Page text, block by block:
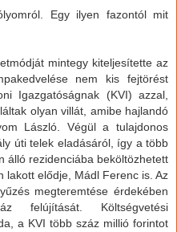
Egy ilyen fazontól mit
mintegy kiteljesítette az
nem kis fejtörést
Igazgatóságnak (KVI) azzal,
olyan villát, amibe hajlandó
László. Végül a tulajdonos
úti telek eladásáról, így a több
álló rezidenciába beköltözhetett
lakott elődje, Mádl Ferenc is. Az
megteremtése érdekében
Költségvetési
a KVI több száz millió forintot